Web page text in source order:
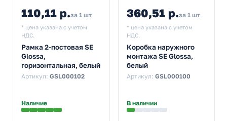
110,11 р.за 1 шт
* цена указана с учетом
НДС.
Рамка 2-постовая SE
Glossa,
горизонтальная, белый
Артикул: GSL000102
Наличие
360,51 р.за 1 шт
* цена указана с учетом
НДС.
Коробка наружного
монтажа SE Glossa,
белый
Артикул: GSL000100
В наличии